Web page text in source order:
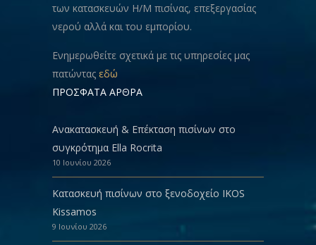
των κατασκευών Η/Μ πισίνας, επεξεργασίας
νερού αλλά και του εμπορίου.
Ενημερωθείτε σχετικά με τις υπηρεσίες μας
πατώντας εδώ
ΠΡΟΣΦΑΤΑ ΑΡΘΡΑ
Ανακατασκευή & Eπέκταση πισίνων στο
συγκρότημα Ella Rocrita
10 Ιουνίου 2026
Κατασκευή πισίνων στο ξενοδοχείο IKOS
Kissamos
9 Ιουνίου 2026